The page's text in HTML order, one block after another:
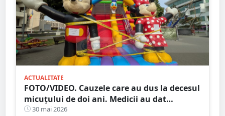
ACTUALITATE
FOTO/VIDEO. Cauzele care au dus la decesul
micuțului de doi ani. Medicii au dat
verdictul. Nu toboganul i-a adus sfârșitul
30 mai 2026